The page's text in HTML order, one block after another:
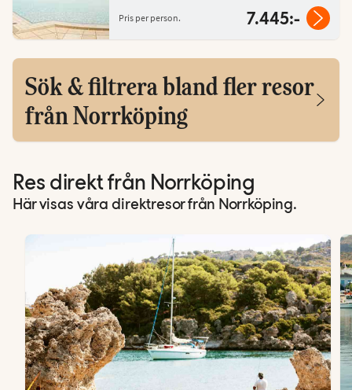
Pris per person. 7.445:-
Sök & filtrera bland fler resor
från Norrköping
Res direkt från Norrköping
Här visas våra direktresor från Norrköping.